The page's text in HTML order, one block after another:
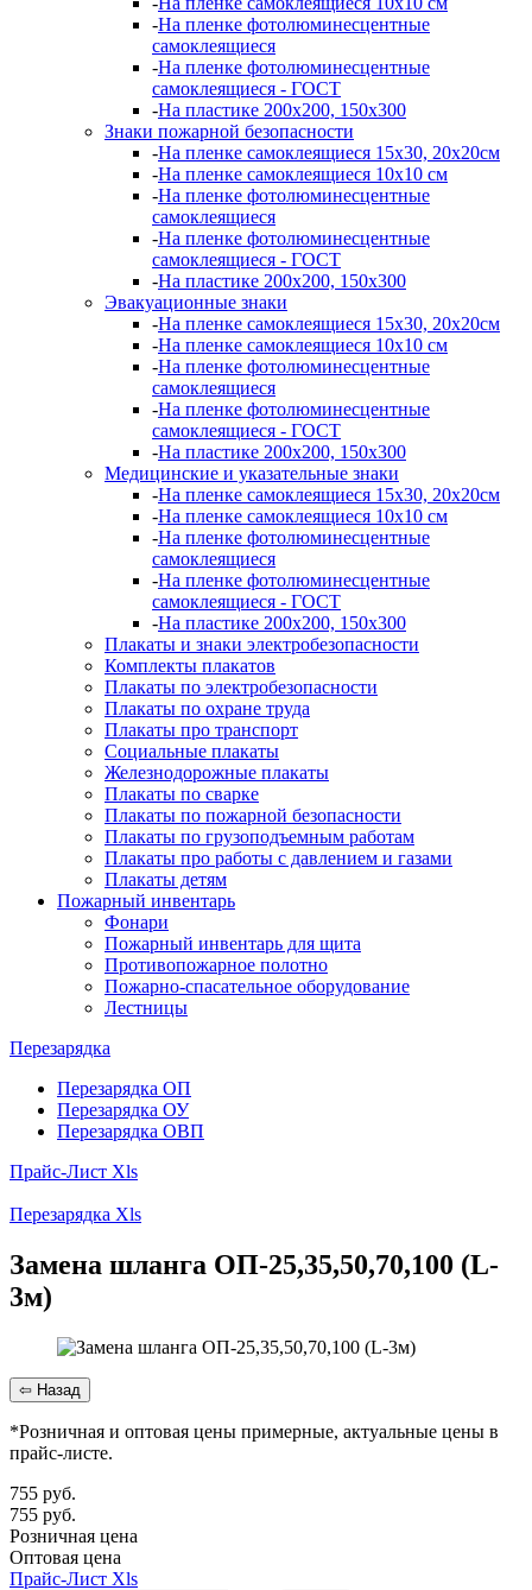
-На пленке фотолюминесцентные
самоклеящиеся
-На пленке фотолюминесцентные
самоклеящиеся - ГОСТ
-На пластике 200х200, 150х300
Знаки пожарной безопасности
-На пленке самоклеящиеся 15х30, 20х20см
-На пленке самоклеящиеся 10х10 см
-На пленке фотолюминесцентные
самоклеящиеся
-На пленке фотолюминесцентные
самоклеящиеся - ГОСТ
-На пластике 200х200, 150х300
Эвакуационные знаки
-На пленке самоклеящиеся 15х30, 20х20см
-На пленке самоклеящиеся 10х10 см
-На пленке фотолюминесцентные
самоклеящиеся
-На пленке фотолюминесцентные
самоклеящиеся - ГОСТ
-На пластике 200х200, 150х300
Медицинские и указательные знаки
-На пленке самоклеящиеся 15х30, 20х20см
-На пленке самоклеящиеся 10х10 см
-На пленке фотолюминесцентные
самоклеящиеся
-На пленке фотолюминесцентные
самоклеящиеся - ГОСТ
-На пластике 200х200, 150х300
Плакаты и знаки электробезопасности
Комплекты плакатов
Плакаты по электробезопасности
Плакаты по охране труда
Плакаты про транспорт
Социальные плакаты
Железнодорожные плакаты
Плакаты по сварке
Плакаты по пожарной безопасности
Плакаты по грузоподъемным работам
Плакаты про работы с давлением и газами
Плакаты детям
Пожарный инвентарь
Фонари
Пожарный инвентарь для щита
Противопожарное полотно
Пожарно-спасательное оборудование
Лестницы
Перезарядка
Перезарядка ОП
Перезарядка ОУ
Перезарядка ОВП
Прайс-Лист Xls
Перезарядка Xls
Замена шланга ОП-25,35,50,70,100 (L-
3м)
*Розничная и оптовая цены примерные, актуальные цены в
прайс-листе.
755 руб.
755 руб.
Розничная цена
Оптовая цена
Прайс-Лист Xls